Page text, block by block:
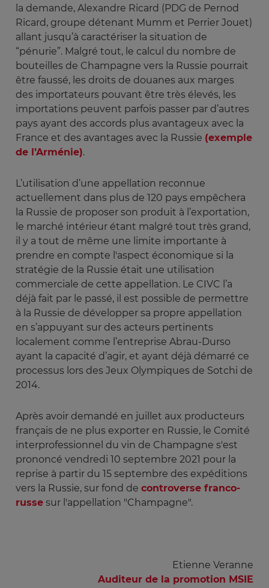
la demande, Alexandre Ricard (PDG de Pernod
Ricard, groupe détenant Mumm et Perrier Jouet)
allant jusqu’à caractériser la situation de
“pénurie”. Malgré tout, le calcul du nombre de
bouteilles de Champagne vers la Russie pourrait
être faussé, les droits de douanes aux marges
des importateurs pouvant être très élevés, les
importations peuvent parfois passer par d’autres
pays ayant des accords plus avantageux avec la
France et des avantages avec la Russie (exemple
de l’Arménie).
L’utilisation d’une appellation reconnue
actuellement dans plus de 120 pays empêchera
la Russie de proposer son produit à l’exportation,
le marché intérieur étant malgré tout très grand,
il y a tout de même une limite importante à
prendre en compte l'aspect économique si la
stratégie de la Russie était une utilisation
commerciale de cette appellation. Le CIVC l’a
déjà fait par le passé, il est possible de permettre
à la Russie de développer sa propre appellation
en s’appuyant sur des acteurs pertinents
localement comme l’entreprise Abrau-Durso
ayant la capacité d’agir, et ayant déjà démarré ce
processus lors des Jeux Olympiques de Sotchi de
2014.
Après avoir demandé en juillet aux producteurs
français de ne plus exporter en Russie, le Comité
interprofessionnel du vin de Champagne s'est
prononcé vendredi 10 septembre 2021 pour la
reprise à partir du 15 septembre des expéditions
vers la Russie, sur fond de controverse franco-
russe sur l'appellation "Champagne".
Etienne Veranne
Auditeur de la promotion MSIE